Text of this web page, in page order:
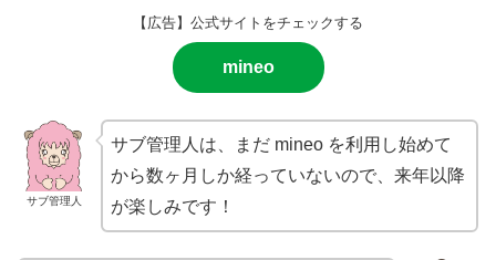
【広告】公式サイトをチェックする
mineo
サブ管理人
サブ管理人は、まだ mineo を利用し始めて
から数ヶ月しか経っていないので、来年以降
が楽しみです！